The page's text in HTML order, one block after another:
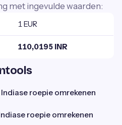
met ingevulde waarden:
1 EUR
110,0195 INR
roepie omrekenen
roepie omrekenen